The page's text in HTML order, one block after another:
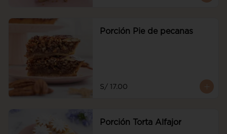
Porción Pie de pecanas
S/ 17.00
Porción Torta Alfajor